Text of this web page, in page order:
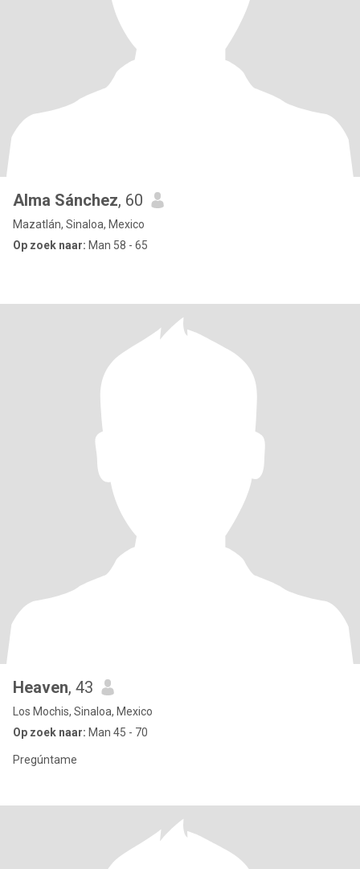
Alma Sánchez, 60
Mazatlán, Sinaloa, Mexico
Op zoek naar: Man 58 - 65
Heaven, 43
Los Mochis, Sinaloa, Mexico
Op zoek naar: Man 45 - 70
Pregúntame